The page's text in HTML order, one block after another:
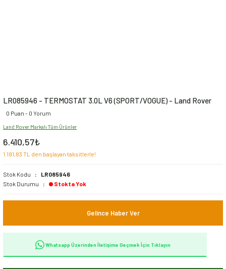
LR085946 - TERMOSTAT 3.0L V6 (SPORT/VOGUE) - Land Rover
0 Puan - 0 Yorum
Land Rover Markalı Tüm Ürünler
6.410,57₺
1.191,83 TL den başlayan taksitlerle!
Stok Kodu
LR085946
Stok Durumu
Stokta Yok
Gelince Haber Ver
Whatsapp Üzerinden İletişime Geçmek İçin Tıklayın